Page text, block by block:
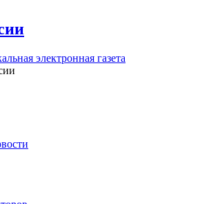
электронная газета